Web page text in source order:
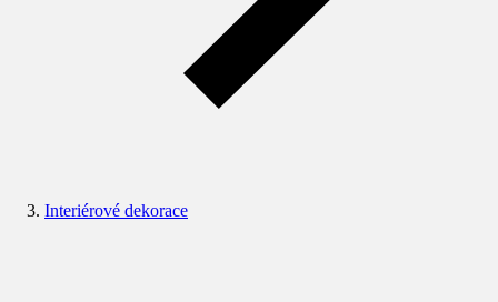
Interiérové dekorace